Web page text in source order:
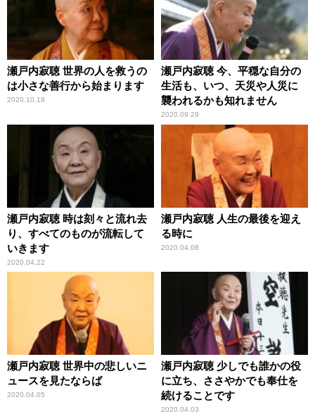
瀬戸内寂聴 世界の人を救うの
は小さな善行から始まります
2020.10.18
瀬戸内寂聴 今、平穏な自分の
生活も、いつ、天災や人災に
襲われるかも知れません
2020.09.29
瀬戸内寂聴 時は刻々と流れ去
り、すべてのものが流転して
いきます
2020.04.22
瀬戸内寂聴 人生の最後を迎え
る時に
2020.04.08
瀬戸内寂聴 世界中の悲しいニ
ュースを見たならば
2020.04.05
瀬戸内寂聴 少しでも誰かの役
に立ち、ささやかでも奉仕を
続けることです
2020.04.03